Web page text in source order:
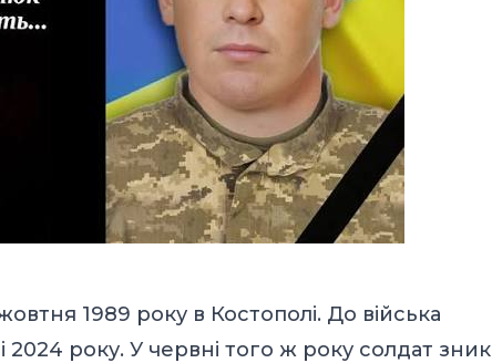
1989 року в Костополі. До війська
2024 року. У червні того ж року солдат зник